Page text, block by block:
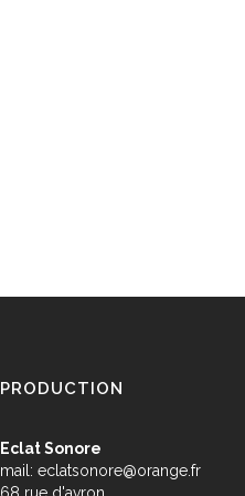
PRODUCTION
Eclat Sonore
mail: eclatsonore@orange.fr